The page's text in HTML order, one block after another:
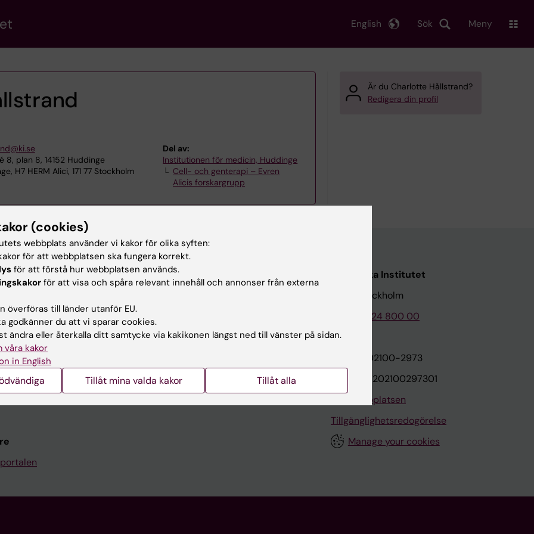
Sök
English Meny
8, plan 8, 14152 Huddinge
H7 HERM Alici, 171 77 Stockholm
Del av:
Institutionen för medicin, Huddinge
Cell- och genterapi – Evren
Alicis forskargrupp
Är du Charlotte Hållstrand?
Redigera din profil
Kontakta och besök KI
Stöd forskning och utbildning
Jobba på KI
Kontakta presstjänsten
Karolinska Institutet
171 77 Stockholm
Tel: 08-524 800 00
Org.nr: 202100-2973
VAT.nr: SE202100297301
Om webbplatsen
Tillgänglighetsredogörelse
Manage your cookies
(cookies)
webbplats använder vi kakor för olika syften:
för att webbplatsen ska fungera korrekt.
för att förstå hur webbplatsen används.
för att visa och spåra relevant innehåll och annonser från externa
överföras till länder utanför EU.
godkänner du att vi sparar cookies.
ändra eller återkalla ditt samtycke via kakikonen längst ned till vänster på sidan.
våra kakor
in English
Tillåt mina valda kakor Tillåt alla